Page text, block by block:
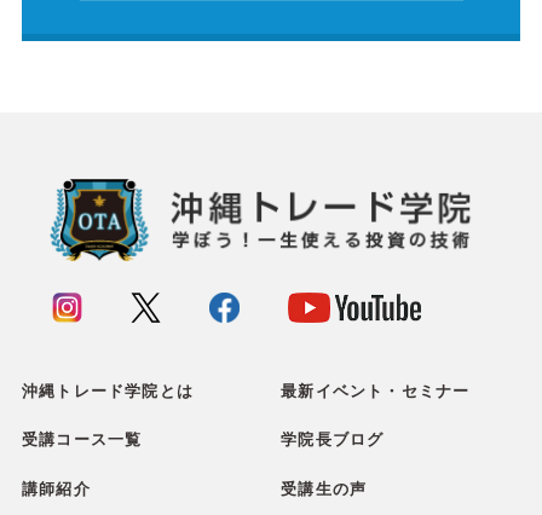
沖縄トレード学院とは 最新イベント・セミナー
受講コース一覧 学院長ブログ
講師紹介 受講生の声